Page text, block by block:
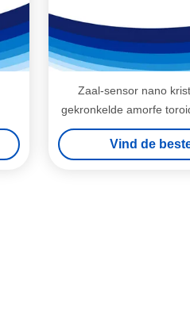
Zaal-sensor nano
gekronkelde amorfe
Vind de